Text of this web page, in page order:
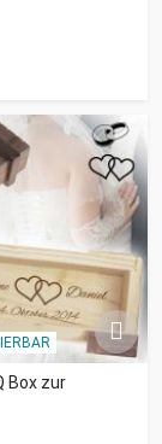
Box zur